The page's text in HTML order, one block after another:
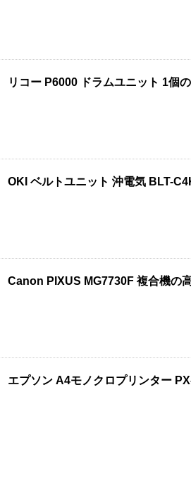
リコー P6000 ドラムユニット 1個
OKI ベルトユニット 沖電気 BLT-
Canon PIXUS MG7730F 複合機の
エプソン A4モノクロプリンター